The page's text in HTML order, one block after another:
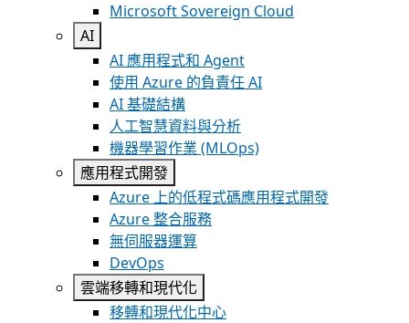
Microsoft Sovereign Cloud
AI
AI 應用程式和 Agent
使用 Azure 的負責任 AI
AI 基礎結構
人工智慧資料與分析
機器學習作業 (MLOps)
應用程式開發
Azure 上的低程式碼應用程式開發
Azure 整合服務
無伺服器運算
DevOps
雲端移轉和現代化
移轉和現代化中心